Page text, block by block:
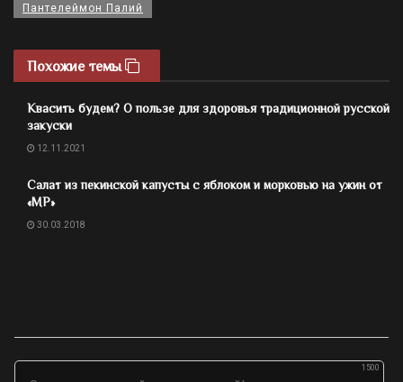
Пантелеймон Палий
Похожие темы
Квасить будем? О пользе для здоровья традиционной русской
закуски
12.11.2021
Салат из пекинской капусты с яблоком и морковью на ужин от
«МР»
30.03.2018
1500